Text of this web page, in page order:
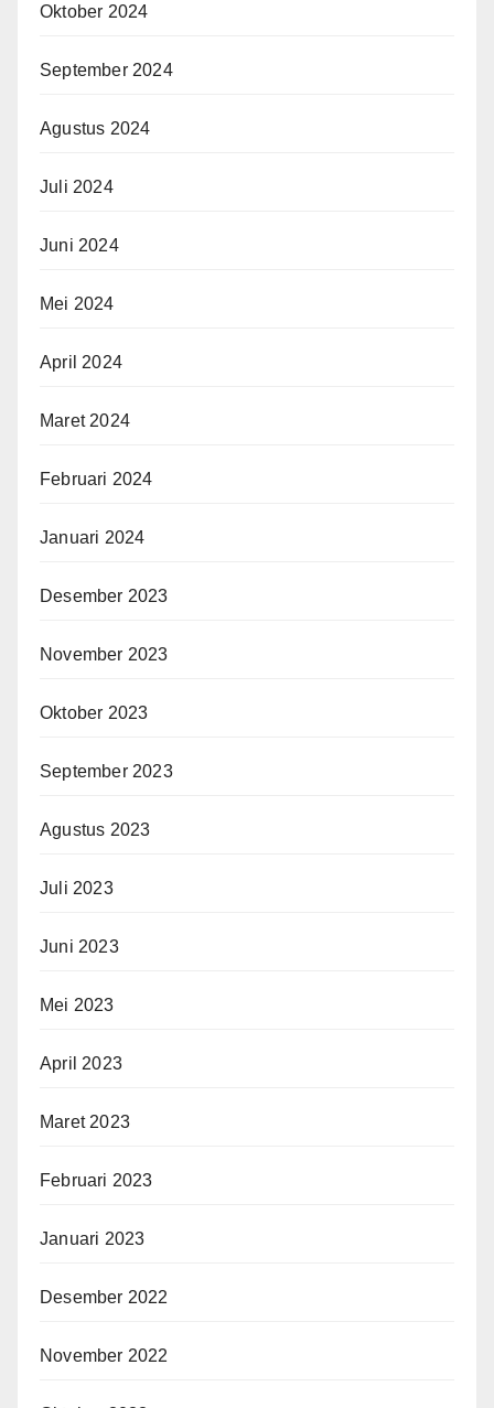
Oktober 2024
September 2024
Agustus 2024
Juli 2024
Juni 2024
Mei 2024
April 2024
Maret 2024
Februari 2024
Januari 2024
Desember 2023
November 2023
Oktober 2023
September 2023
Agustus 2023
Juli 2023
Juni 2023
Mei 2023
April 2023
Maret 2023
Februari 2023
Januari 2023
Desember 2022
November 2022